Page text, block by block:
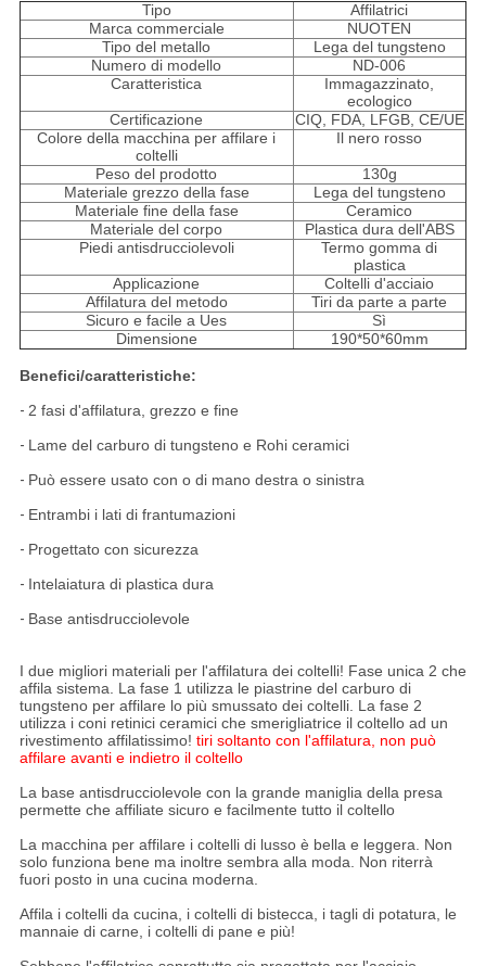
Tipo
Affilatrici
Marca commerciale
NUOTEN
Tipo del metallo
Lega del tungsteno
Numero di modello
ND-006
Caratteristica
Immagazzinato,
ecologico
Certificazione
CIQ, FDA, LFGB, CE/UE
Colore della macchina per affilare i
coltelli
Il nero rosso
Peso del prodotto
130g
Materiale grezzo della fase
Lega del tungsteno
Materiale fine della fase
Ceramico
Materiale del corpo
Plastica dura dell'ABS
Piedi antisdrucciolevoli
Termo gomma di
plastica
Applicazione
Coltelli d'acciaio
Affilatura del metodo
Tiri da parte a parte
Sicuro e facile a Ues
Sì
Dimensione
190*50*60mm
Benefici/caratteristiche:
- 2 fasi d'affilatura, grezzo e fine
- Lame del carburo di tungsteno e Rohi ceramici
- Può essere usato con o di mano destra o sinistra
- Entrambi i lati di frantumazioni
- Progettato con sicurezza
- Intelaiatura di plastica dura
- Base antisdrucciolevole
I due migliori materiali per l'affilatura dei coltelli! Fase unica 2 che
affila sistema. La fase 1 utilizza le piastrine del carburo di
tungsteno per affilare lo più smussato dei coltelli. La fase 2
utilizza i coni retinici ceramici che smerigliatrice il coltello ad un
rivestimento affilatissimo! tiri soltanto con l'affilatura, non può
affilare avanti e indietro il coltello
La base antisdrucciolevole con la grande maniglia della presa
permette che affiliate sicuro e facilmente tutto il coltello
La macchina per affilare i coltelli di lusso è bella e leggera. Non
solo funziona bene ma inoltre sembra alla moda. Non riterrà
fuori posto in una cucina moderna.
Affila i coltelli da cucina, i coltelli di bistecca, i tagli di potatura, le
mannaie di carne, i coltelli di pane e più!